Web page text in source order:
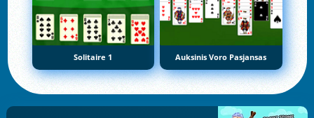
Solitaire 1 Auksinis Voro Pasjansas